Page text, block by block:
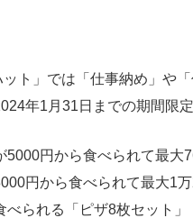
ト」では「仕事納め」や
年1月31日までの期間限定
円から食べられて最大
円から食べられて最大1
べられる「ピザ8枚セット